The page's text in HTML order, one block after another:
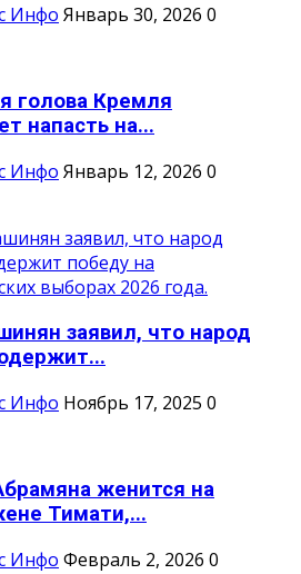
Инфо Январь 30, 2026 0
голова Кремля
напасть на...
Инфо Январь 12, 2026 0
заявил, что народ
Инфо Ноябрь 17, 2025 0
женится на
Тимати,...
Инфо Февраль 2, 2026 0